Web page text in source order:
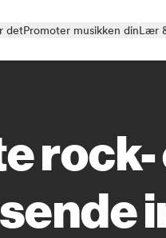
detPromoter musikken dinLær
sende